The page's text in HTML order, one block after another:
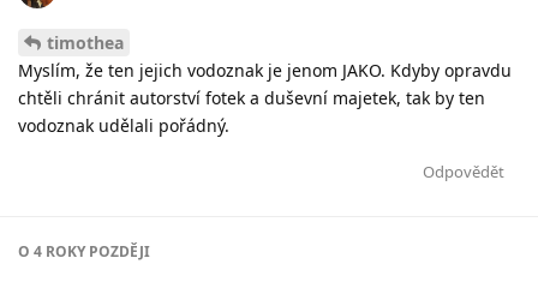
timothea
Myslím, že ten jejich vodoznak je jenom JAKO. Kdyby opravdu
chtěli chránit autorství fotek a duševní majetek, tak by ten
vodoznak udělali pořádný.
Odpovědět
O 4 ROKYPOZDĚJI